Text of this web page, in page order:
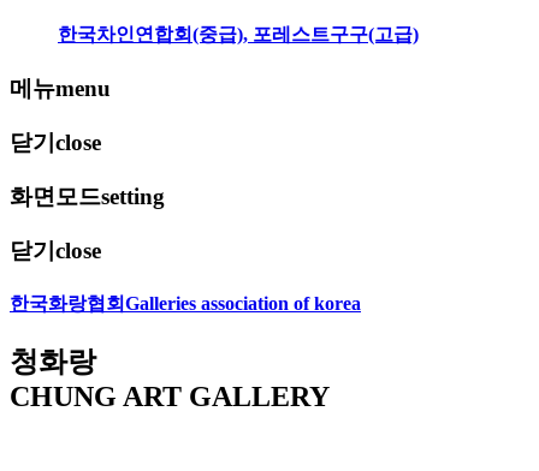
한국차인연합회(중급), 포레스트구구(고급)
메뉴menu
닫기 close
화면모드setting
닫기 close
한국화랑협회Galleries association of korea
청화랑
CHUNG ART GALLERY